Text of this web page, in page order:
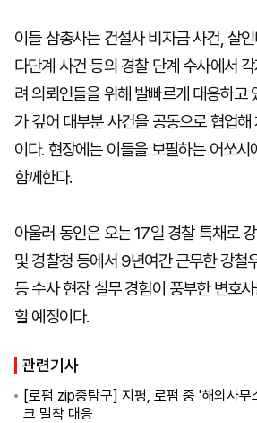
이들 삼총사는 건설사 비자금 사건, 살
다단계 사건 등의 경찰 단계 수사에서
려 의뢰인들을 위해 발빠르게 대응하고
가 깊어 대부분 사건을 공동으로 협업해
이다. 현장에는 이들을 보필하는 어쏘
함께한다.
아울러 동인은 오는 17일 경찰 특채로
및 경찰청 등에서 9년여간 근무한 강철
등 수사 현장 실무 경험이 풍부한 변호
할 예정이다.
관련기사
[로펌 zip중탐구] 지평, 로펌 중 '해외사
크 밀착 대응